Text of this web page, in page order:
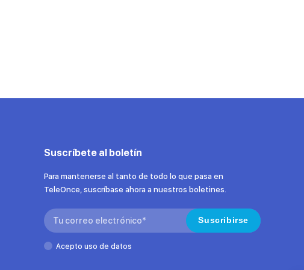
Suscríbete al boletín
Para mantenerse al tanto de todo lo que pasa en
TeleOnce, suscríbase ahora a nuestros boletines.
Search: Suscribirse
Acepto uso de datos